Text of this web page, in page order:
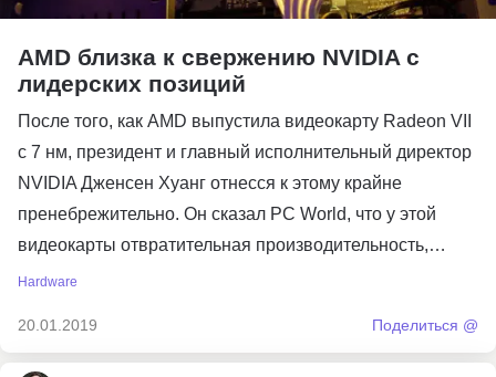
AMD близка к свержению NVIDIA с
лидерских позиций
После того, как AMD выпустила видеокарту Radeon VII
с 7 нм, президент и главный исполнительный директор
NVIDIA Дженсен Хуанг отнесся к этому крайне
пренебрежительно. Он сказал PC World, что у этой
видеокарты отвратительная производительность,…
Hardware
20.01.2019 Поделиться @